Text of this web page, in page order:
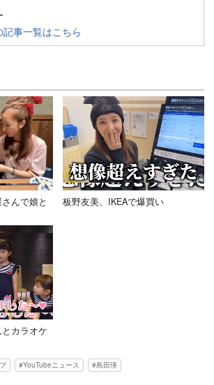
事一覧はこちら
んで娘と
板野友美、IKEAで爆買い
カラオケ
YouTubeニュース 島田瑛